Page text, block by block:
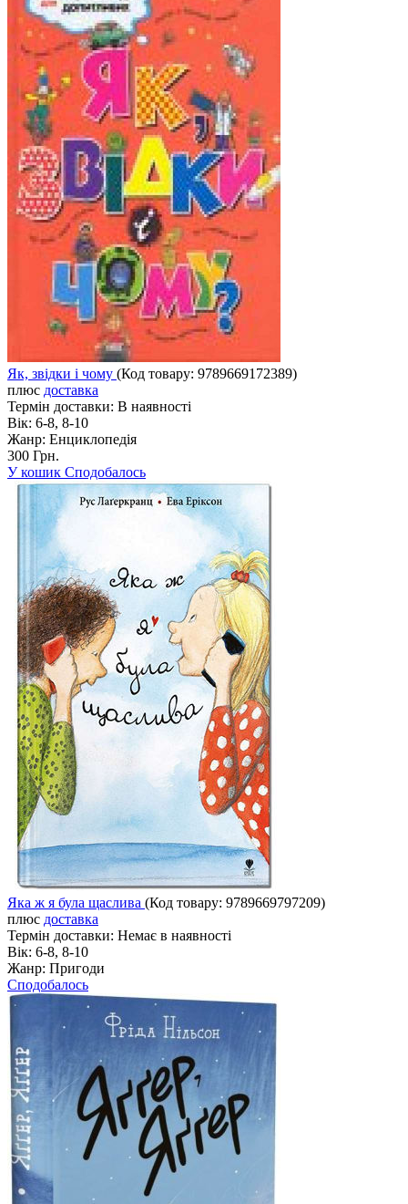
Як, звідки і чому (Код товару: 9789669172389)
плюс доставка
Термін доставки: В наявності
Вік: 6-8, 8-10
Жанр: Енциклопедія
300 Грн.
У кошик Сподобалось
Яка ж я була щаслива (Код товару: 9789669797209)
плюс доставка
Термін доставки: Немає в наявності
Вік: 6-8, 8-10
Жанр: Пригоди
Сподобалось